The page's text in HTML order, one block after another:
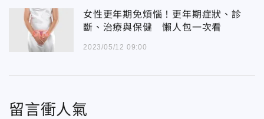
女性更年期免煩惱！更年期症狀、診
斷、治療與保健 懶人包一次看
2023/05/12 09:00
留言衝人氣